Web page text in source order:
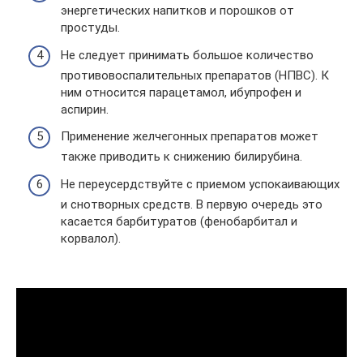
энергетических напитков и порошков от
простуды.
Не следует принимать большое количество
противовоспалительных препаратов (НПВС). К
ним относится парацетамол, ибупрофен и
аспирин.
Применение желчегонных препаратов может
также приводить к снижению билирубина.
Не переусердствуйте с приемом успокаивающих
и снотворных средств. В первую очередь это
касается барбитуратов (фенобарбитал и
корвалол).